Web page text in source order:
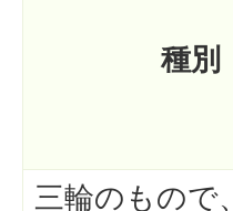
種別
三輪のもので、